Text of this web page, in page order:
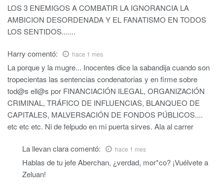
LOS 3 ENEMIGOS A COMBATIR LA IGNORANCIA LA
AMBICION DESORDENADA Y EL FANATISMO EN TODOS
LOS SENTIDOS.......
Harry comentó: hace 1 mes
La porque y la mugre... Inocentes dice la sabandija cuando son
tropecientas las sentencias condenatorias y en firme sobre
tod@s ell@s por FINANCIACIÓN ILEGAL, ORGANIZACIÓN
CRIMINAL, TRÁFICO DE INFLUENCIAS, BLANQUEO DE
CAPITALES, MALVERSACIÓN DE FONDOS PÚBLICOS....
etc etc etc. Ni de felpudo en mi puerta sirves. Ala al carrer
La llevan claracomentó: hace 1 mes
Hablas de tu jefe Aberchan, ¿verdad, mor*co? ¡Vuélvete a
Zeluan!